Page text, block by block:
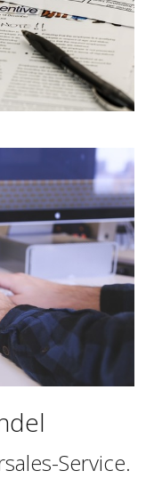
Service.